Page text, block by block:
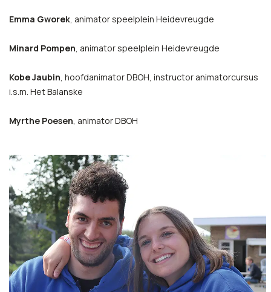
Emma Gworek, animator speelplein Heidevreugde
Minard Pompen, animator speelplein Heidevreugde
Kobe Jaubin, hoofdanimator DBOH, instructor animatorcursus
i.s.m. Het Balanske
Myrthe Poesen, animator DBOH